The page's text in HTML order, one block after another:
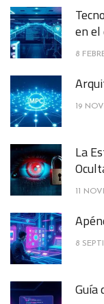
en
8
19
La
11
8
Guía